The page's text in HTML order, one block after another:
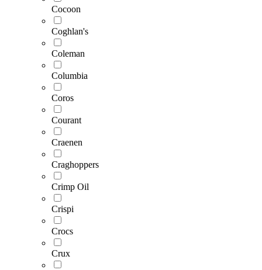
Cocoon
Coghlan's
Coleman
Columbia
Coros
Courant
Craenen
Craghoppers
Crimp Oil
Crispi
Crocs
Crux